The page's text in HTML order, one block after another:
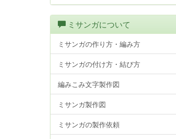
ミサンガについて
ミサンガの作り方・編み方
ミサンガの付け方・結び方
編みこみ文字製作図
ミサンガ製作図
ミサンガの製作依頼